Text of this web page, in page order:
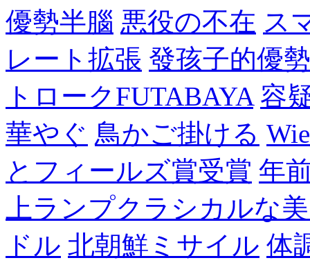
優勢半腦 悪役の不在 ス
レート拡張 發孩子的優
トロークFUTABAYA 容
華やぐ 鳥かご掛ける
とフィールズ賞受賞 年
上ランプクラシカルな
ドル 北朝鮮ミサイル 体